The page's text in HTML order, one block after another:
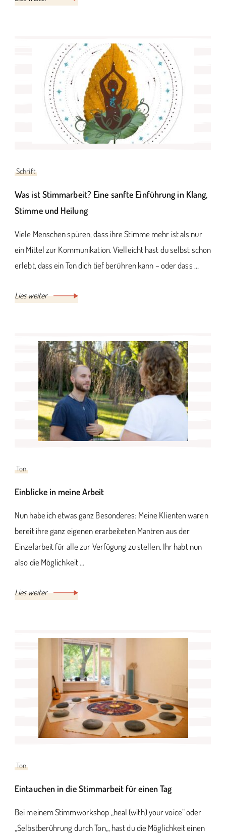
Schrift
Was ist Stimmarbeit? Eine sanfte Einführung in Klang,
Stimme und Heilung
Viele Menschen spüren, dass ihre Stimme mehr ist als nur
ein Mittel zur Kommunikation. Vielleicht hast du selbst schon
erlebt, dass ein Ton dich tief berühren kann – oder dass …
Lies weiter
Ton
Einblicke in meine Arbeit
Nun habe ich etwas ganz Besonderes: Meine Klienten waren
bereit ihre ganz eigenen erarbeiteten Mantren aus der
Einzelarbeit für alle zur Verfügung zu stellen. Ihr habt nun
also die Möglichkeit …
Lies weiter
Ton
Eintauchen in die Stimmarbeit für einen Tag
Bei meinem Stimmworkshop „heal (with) your voice“ oder
„Selbstberührung durch Ton„, hast du die Möglichkeit einen